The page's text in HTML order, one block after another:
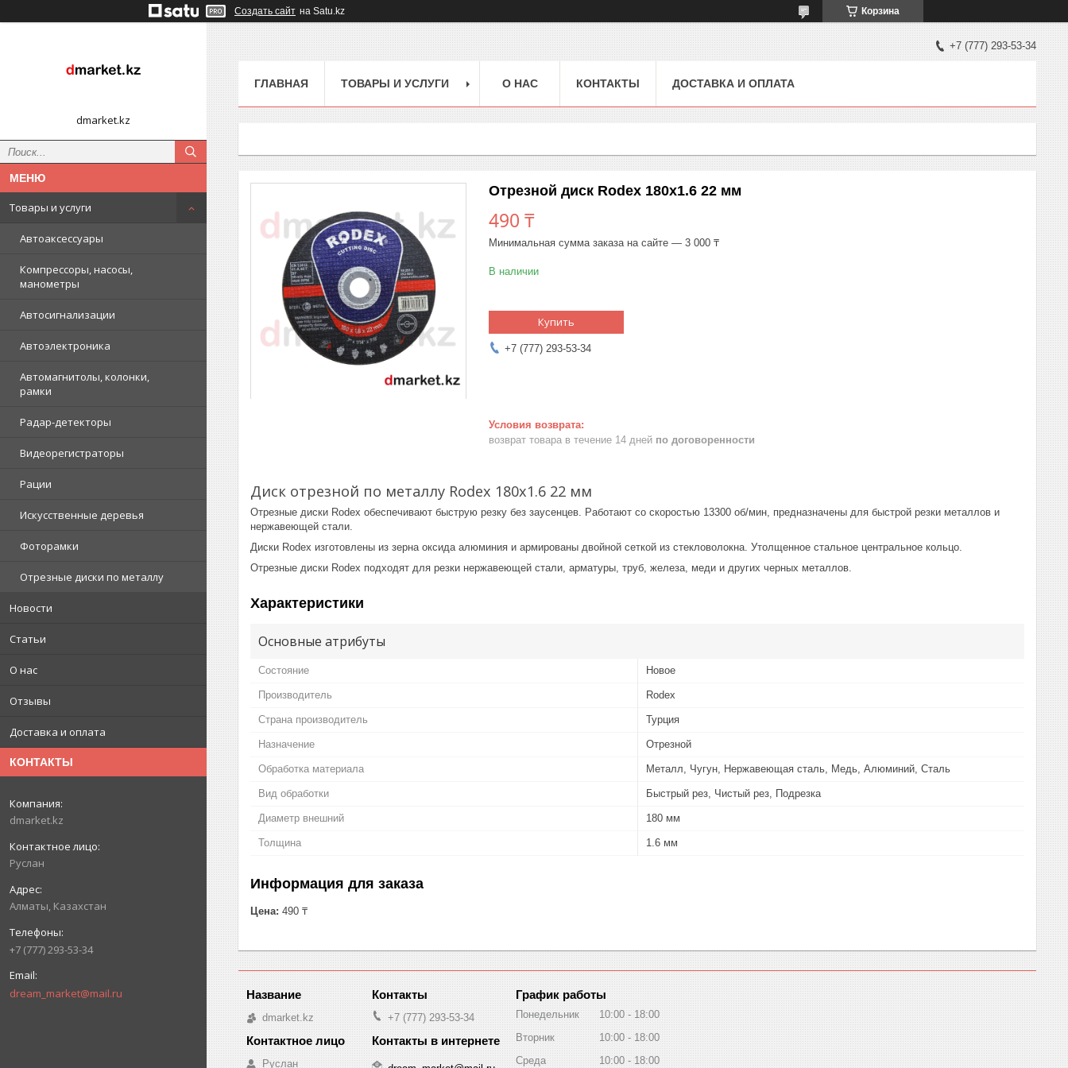
Создать сайт на Satu.kz Корзина
dmarket.kz
Товары и услуги
Автоаксессуары
Компрессоры, насосы,
манометры
Автосигнализации
Автоэлектроника
Автомагнитолы, колонки,
рамки
Радар-детекторы
Видеорегистраторы
Рации
Искусственные деревья
Фоторамки
Отрезные диски по металлу
Новости
Статьи
О нас
Отзывы
Доставка и оплата
КОНТАКТЫ
dmarket.kz
Руслан
Алматы, Казахстан
+7 (777) 293-53-34
dream_market@mail.ru
+7 (777) 293-53-34
ГЛАВНАЯ ТОВАРЫ И УСЛУГИ О НАС КОНТАКТЫ ДОСТАВКА И ОПЛАТА
Отрезной диск Rodex 180x1.6 22 мм
490 ₸
Минимальная сумма заказа на сайте — 3 000 ₸
В наличии
Купить
+7 (777) 293-53-34
возврат товара в течение 14 дней по договоренности
Диск отрезной по металлу Rodex 180x1.6 22 мм
Отрезные диски Rodex обеспечивают быструю резку без заусенцев. Работают со скоростью 13300 об/мин, предназначены для быстрой резки металлов и
нержавеющей стали.
Диски Rodex изготовлены из зерна оксида алюминия и армированы двойной сеткой из стекловолокна. Утолщенное стальное центральное кольцо.
Отрезные диски Rodex подходят для резки нержавеющей стали, арматуры, труб, железа, меди и других черных металлов.
Характеристики
Основные атрибуты
Состояние Новое
Производитель Rodex
Страна производитель Турция
Назначение Отрезной
Обработка материала Металл, Чугун, Нержавеющая сталь, Медь, Алюминий, Сталь
Вид обработки Быстрый рез, Чистый рез, Подрезка
Диаметр внешний 180 мм
Толщина 1.6 мм
Информация для заказа
Цена: 490 ₸
dmarket.kz
Руслан
+7 (777) 293-53-34
График работы
Понедельник 10:00
18:00
Вторник
10:00
18:00
Среда
10:00 18:00